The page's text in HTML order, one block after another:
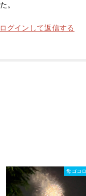
。
ログインして返信する
母ゴコロ